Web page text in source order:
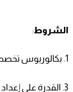
الشروط:
1. بكالوريوس تخصص محاسبة.
3. القدرة على إعداد التقارير المالية.